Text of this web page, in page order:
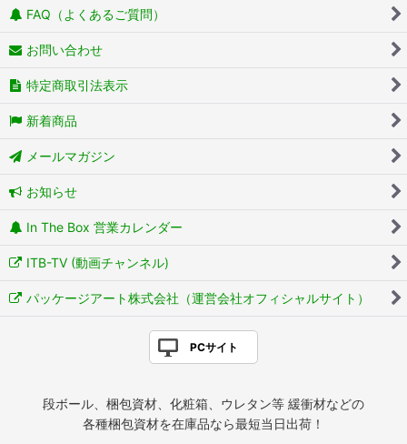
FAQ（よくあるご質問）
お問い合わせ
特定商取引法表示
新着商品
メールマガジン
お知らせ
In The Box 営業カレンダー
ITB-TV (動画チャンネル)
パッケージアート株式会社（運営会社オフィシャルサイト）
PCサイト
段ボール、梱包資材、化粧箱、ウレタン等 緩衝材などの
各種梱包資材を在庫品なら最短当日出荷！